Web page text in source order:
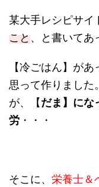
某大手レシピサイ
こと、と書いてあ
【冷ごはん】が
思って作りました
が、【だま】にな
労 ・・・
そこに、 栄養士＆